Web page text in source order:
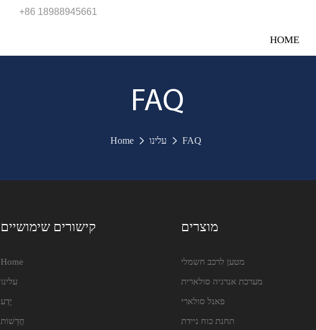
+86 18988945661
HOME
FAQ
Home עלינו FAQ
קישורים שימושיים
Home
עלינו
יֶדַע
חֲדָשׁוֹת
מוצרים
מטען לרכב חשמלי
מערכת אנרגיה סולארית
פאנל סולארי
תחנת כוח ניידת